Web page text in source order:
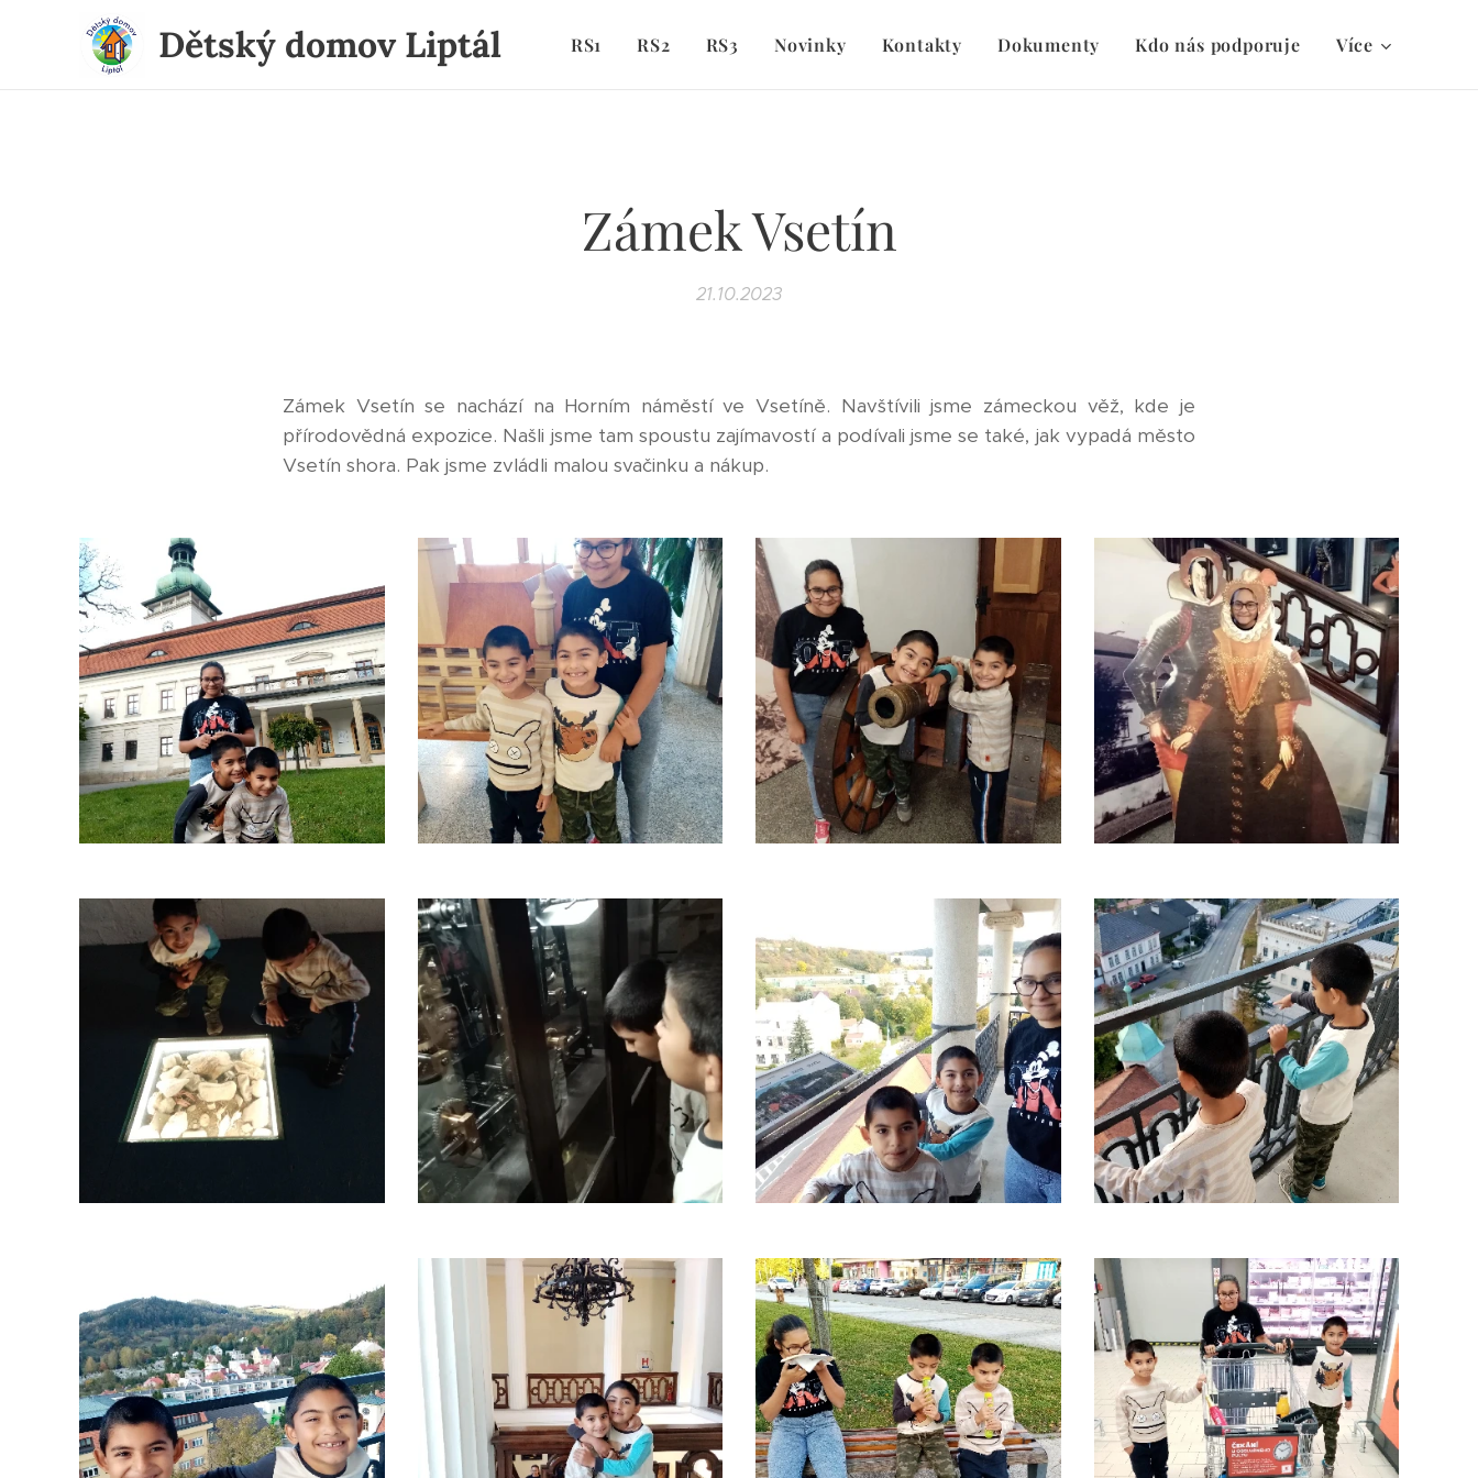
Dětský domov Liptál RS1 RS2 RS3 Novinky Kontakty Dokumenty Kdo nás podporuje Více
Zámek Vsetín
21.10.2023
Zámek Vsetín se nachází na Horním náměstí ve Vsetíně. Navštívili jsme zámeckou věž, kde je
přírodovědná expozice. Našli jsme tam spoustu zajímavostí a podívali jsme se také, jak vypadá město
Vsetín shora. Pak jsme zvládli malou svačinku a nákup.